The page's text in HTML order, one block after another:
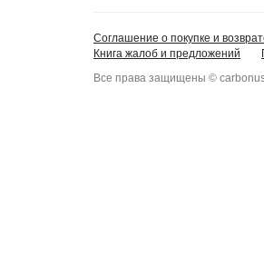
Соглашение о покупке и
Книга жалоб и предложений
Все права защищены ©